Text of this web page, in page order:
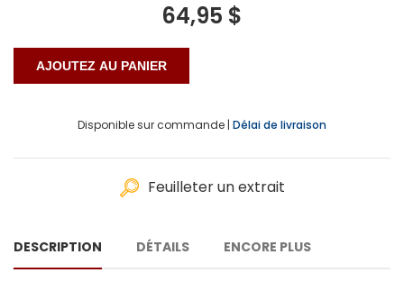
64,95 $
Disponible sur commande | Délai de livraison
Feuilleter un extrait
DESCRIPTION DÉTAILS ENCORE PLUS